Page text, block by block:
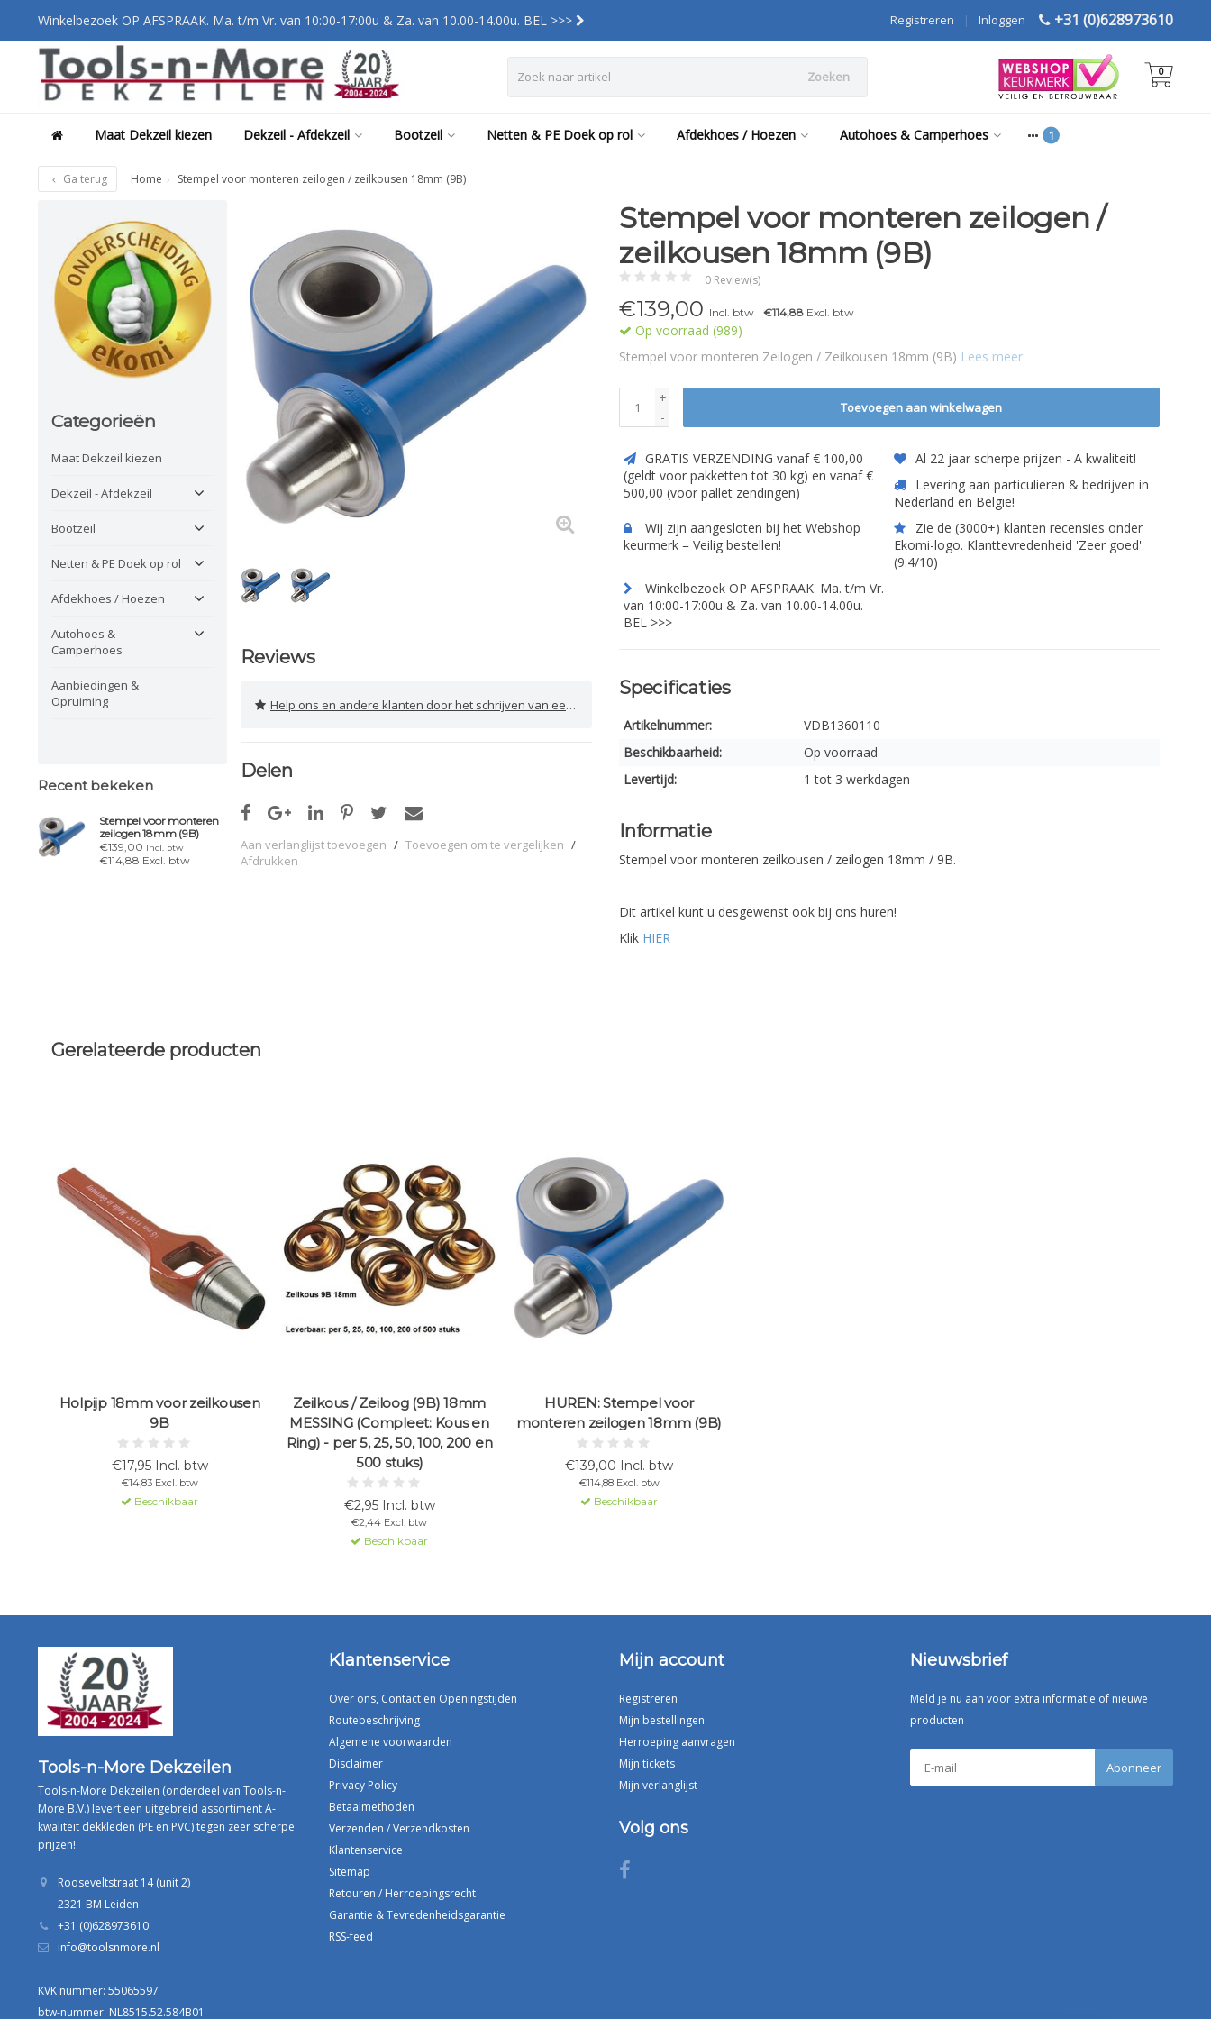
Winkelbezoek OP AFSPRAAK. Ma. t/m Vr. van 10:00-17:00u & Za. van 10.00-14.00u. BEL >>> +31 (0)628973610
Inloggen
|
Registreren
Zoeken 0
Maat Dekzeil kiezen Dekzeil - Afdekzeil Bootzeil Netten & PE Doek op rol Afdekhoes / Hoezen Autohoes & Camperhoes
Ga terug Home Stempel voor monteren zeilogen / zeilkousen 18mm (9B)
Categorieën
Maat Dekzeil kiezen
Dekzeil - Afdekzeil
Bootzeil
Netten & PE Doek op rol
Afdekhoes / Hoezen
Autohoes &
Camperhoes
Aanbiedingen &
Opruiming
Recent bekeken
Stempel voor monteren
zeilogen 18mm (9B)
€139,00 Incl. btw
€114,88 Excl. btw
Reviews
Help ons en andere klanten door het schrijven van een review
Delen
Aan verlanglijst toevoegen / Toevoegen om te vergelijken /
Afdrukken
Stempel voor monteren zeilogen /
zeilkousen 18mm (9B)
0 Review(s)
€139,00 Incl. btw €114,88 Excl. btw
Op voorraad (989)
Stempel voor monteren Zeilogen / Zeilkousen 18mm (9B) Lees meer
+
-
Toevoegen aan winkelwagen
GRATIS VERZENDING vanaf € 100,00
(geldt voor pakketten tot 30 kg) en vanaf €
500,00 (voor pallet zendingen)
Al 22 jaar scherpe prijzen - A kwaliteit!
Levering aan particulieren & bedrijven in
Nederland en België!
Wij zijn aangesloten bij het Webshop
keurmerk = Veilig bestellen!
Zie de (3000+) klanten recensies onder
Ekomi-logo. Klanttevredenheid 'Zeer goed'
(9.4/10)
Winkelbezoek OP AFSPRAAK. Ma. t/m Vr.
van 10:00-17:00u & Za. van 10.00-14.00u.
BEL >>>
Specificaties
Artikelnummer:
VDB1360110
Beschikbaarheid:
Op voorraad
Levertijd:
1 tot 3 werkdagen
Informatie
Stempel voor monteren zeilkousen / zeilogen 18mm / 9B.
Dit artikel kunt u desgewenst ook bij ons huren!
Klik HIER
Gerelateerde producten
Holpijp 18mm voor zeilkousen
9B
€17,95 Incl. btw
€14,83 Excl. btw
Beschikbaar
Zeilkous / Zeiloog (9B) 18mm
MESSING (Compleet: Kous en
Ring) - per 5, 25, 50, 100, 200 en
500 stuks)
€2,95 Incl. btw
€2,44 Excl. btw
Beschikbaar
HUREN: Stempel voor
monteren zeilogen 18mm (9B)
€139,00 Incl. btw
€114,88 Excl. btw
Beschikbaar
Tools-n-More Dekzeilen
Tools-n-More Dekzeilen (onderdeel van Tools-n-
More B.V.) levert een uitgebreid assortiment A-
kwaliteit dekkleden (PE en PVC) tegen zeer scherpe
prijzen!
Rooseveltstraat 14 (unit 2)
2321 BM Leiden
+31 (0)628973610
info@toolsnmore.nl
KVK nummer: 55065597
btw-nummer: NL8515.52.584B01
Klantenservice
Over ons, Contact en Openingstijden
Routebeschrijving
Algemene voorwaarden
Disclaimer
Privacy Policy
Betaalmethoden
Verzenden / Verzendkosten
Klantenservice
Sitemap
Retouren / Herroepingsrecht
Garantie & Tevredenheidsgarantie
RSS-feed
Mijn account
Registreren
Mijn bestellingen
Herroeping aanvragen
Mijn tickets
Mijn verlanglijst
Volg ons
Nieuwsbrief
Meld je nu aan voor extra informatie of nieuwe
producten
Abonneer